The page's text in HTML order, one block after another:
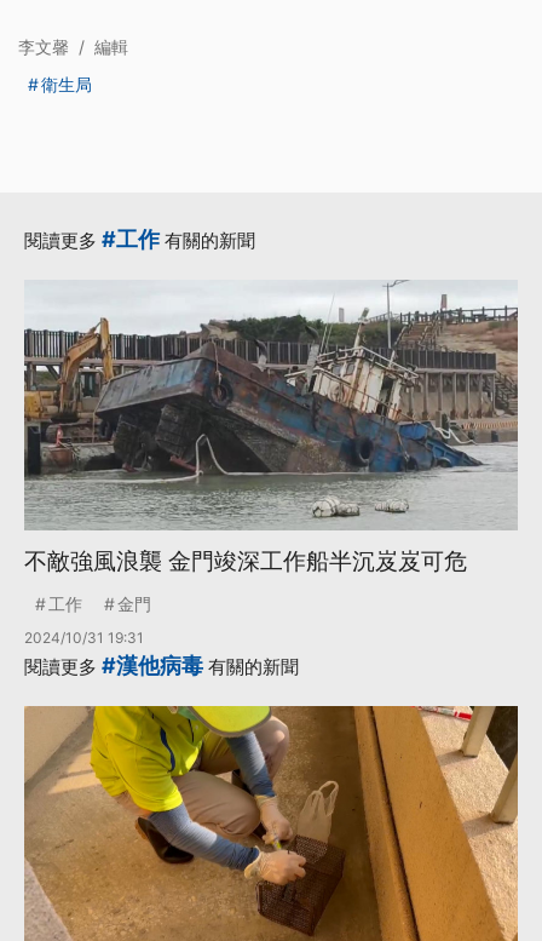
李文馨 / 編輯
衛生局
閱讀更多 #工作有關的新聞
不敵強風浪襲 金門竣深工作船半沉岌岌可危
工作 金門
2024/10/31 19:31
閱讀更多 #漢他病毒 有關的新聞